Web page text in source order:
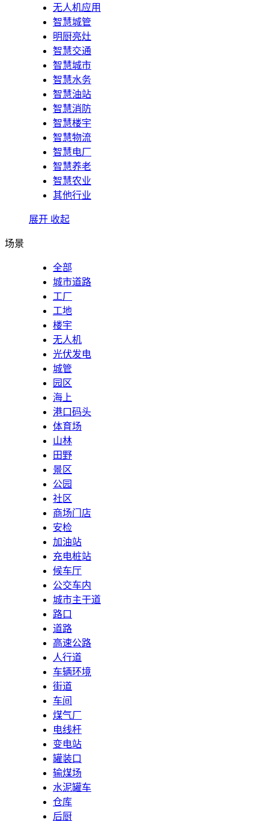
无人机应用
智慧城管
明厨亮灶
智慧交通
智慧城市
智慧水务
智慧油站
智慧消防
智慧楼宇
智慧物流
智慧电厂
智慧养老
智慧农业
其他行业
展开 收起
场景
全部
城市道路
工厂
工地
楼宇
无人机
光伏发电
城管
园区
海上
港口码头
体育场
山林
田野
景区
公园
社区
商场门店
安检
加油站
充电桩站
候车厅
公交车内
城市主干道
路口
道路
高速公路
人行道
车辆环境
街道
车间
煤气厂
电线杆
变电站
罐装口
输煤场
水泥罐车
仓库
后厨